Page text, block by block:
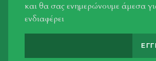
και θα σας ενημερώνουμε άμεσα
ενδιαφέρει